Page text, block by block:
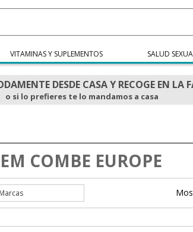
VITAMINAS Y SUPLEMENTOS SALUD
DESDE CASA Y RECOGE EN LA
o si lo prefieres te lo mandamos a casa
COMBE EUROPE
Marcas